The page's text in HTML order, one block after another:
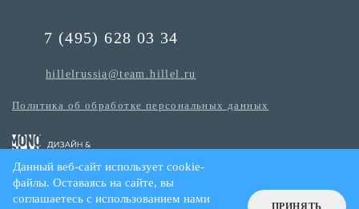
7 (495) 628 03 34
hillelrussia@team.hillel.ru
Политика об обработке персональных данных
Данный веб-сайт использует cookie-
файлы. Оставаясь на сайте, вы
соглашаетесь с использованием нами
ПРИНЯТЬ